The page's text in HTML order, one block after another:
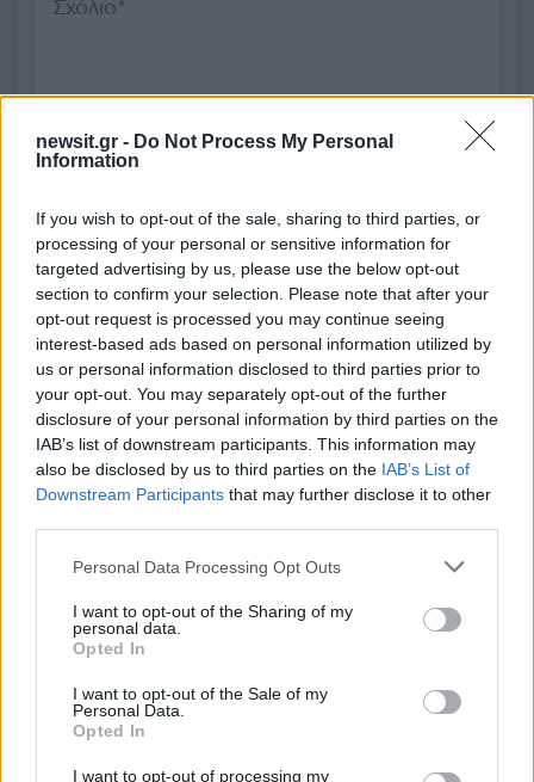
newsit.gr - Do Not Process My Personal
Information
If you wish to opt-out of the sale, sharing to third parties, or
processing of your personal or sensitive information for
targeted advertising by us, please use the below opt-out
section to confirm your selection. Please note that after your
opt-out request is processed you may continue seeing
interest-based ads based on personal information utilized by
us or personal information disclosed to third parties prior to
your opt-out. You may separately opt-out of the further
disclosure of your personal information by third parties on the
IAB’s list of downstream participants. This information may
also be disclosed by us to third parties on the IAB’s List of
Downstream Participants that may further disclose it to other
Please note that this website/app uses one or more Google
not limited to your visit or usage behaviour. You may click to
grant or deny consent to Google and its third-party tags to
use your data for below specified purposes in below Google
consent section.
Personal Data Processing Opt Outs
I want to opt-out of the Sharing of my
personal data.
Opted In
I want to opt-out of the Sale of my
Personal Data.
Opted In
I want to opt-out of processing my
Υποβολή σχολίου
Όροι Χρήσης
. Το site προστατεύεται από reCAPTCHA, ισχύουν
Πολιτική Απορρήτου& Όροι Χρήσης της Google.
Κόσμος
ΝΕΑ ΖΗΛΑΝΔΙΑ
ΤΖΑΣΙΝΤΑ ΑΡΝΤΕΡΝ
Share:
Ακολουθήστε το Νewsit.gr στοGoogle News και
ενημερωθείτε πρώτοι για όλη την ειδησεογραφία και τα
τελευταία νέατης ημέρας
Πιο δημοφιλή
Κυψέλη: Ο περίεργος ηλικιωμένος και το
26χρονος για τον θάνατο της Βρετανίδας
Μύκονος: Βίντεο με τους αστυνομικούς να
Rolex όπου άρπαξε Έλληνας οδηγός από